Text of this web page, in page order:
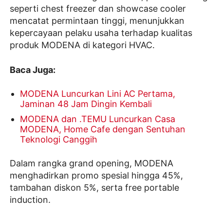
seperti chest freezer dan showcase cooler
mencatat permintaan tinggi, menunjukkan
kepercayaan pelaku usaha terhadap kualitas
produk MODENA di kategori HVAC.
Baca Juga:
MODENA Luncurkan Lini AC Pertama,
Jaminan 48 Jam Dingin Kembali
MODENA dan .TEMU Luncurkan Casa
MODENA, Home Cafe dengan Sentuhan
Teknologi Canggih
Dalam rangka grand opening, MODENA
menghadirkan promo spesial hingga 45%,
tambahan diskon 5%, serta free portable
induction.